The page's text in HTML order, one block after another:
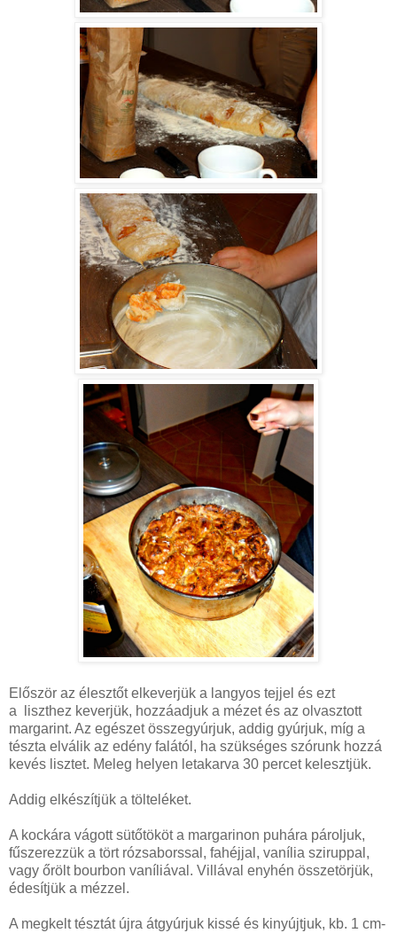
Először az élesztőt elkeverjük a langyos tejjel és ezt
a liszthez keverjük, hozzáadjuk a mézet és az olvasztott
margarint. Az egészet összegyúrjuk, addig gyúrjuk, míg a
tészta elválik az edény falától, ha szükséges szórunk hozzá
kevés lisztet. Meleg helyen letakarva 30 percet kelesztjük.
Addig elkészítjük a tölteléket.
A kockára vágott sütőtököt a margarinon puhára pároljuk,
fűszerezzük a tört rózsaborssal, fahéjjal, vanília sziruppal,
vagy őrölt bourbon vaníliával. Villával enyhén összetörjük,
édesítjük a mézzel.
A megkelt tésztát újra átgyúrjuk kissé és kinyújtjuk, kb. 1 cm-